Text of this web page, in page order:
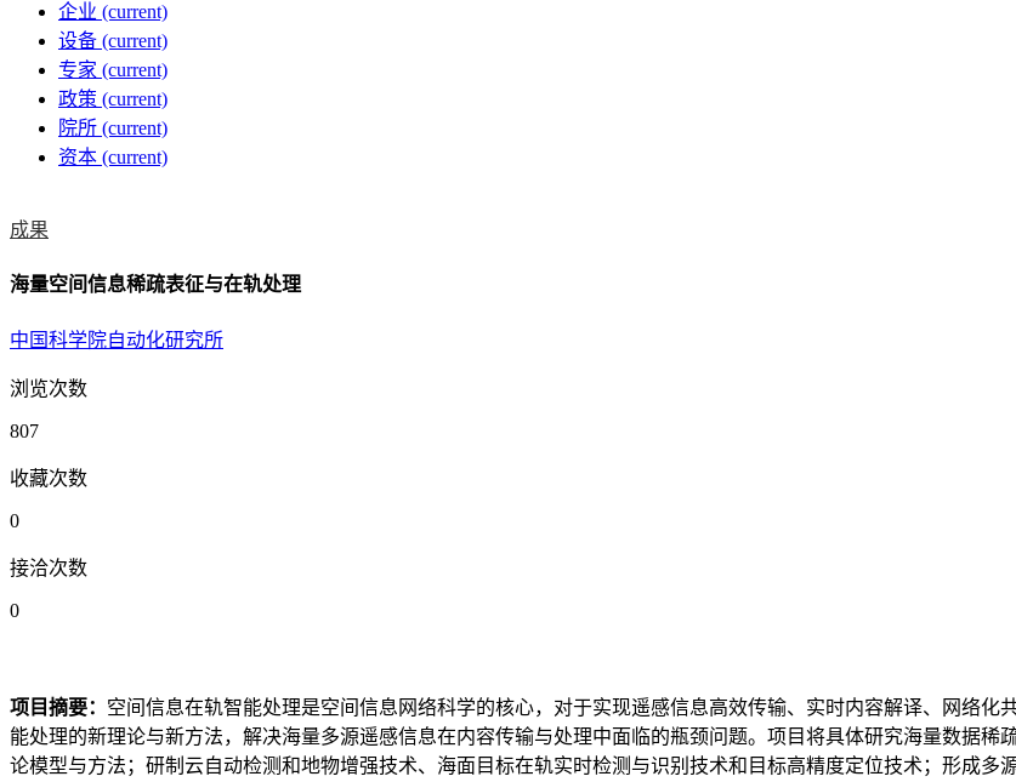
企业 (current)
设备 (current)
专家 (current)
政策 (current)
院所 (current)
资本 (current)
成果
海量空间信息稀疏表征与在轨处理
中国科学院自动化研究所
浏览次数
807
收藏次数
0
接洽次数
0
项目摘要： 空间信息在轨智能处理是空间信息网络科学的核心，对于实现遥感信息高效传输、实时内容解译、网络
能处理的新理论与新方法，解决海量多源遥感信息在内容传输与处理中面临的瓶颈问题。项目将具体研究海量数据
论模型与方法；研制云自动检测和地物增强技术、海面目标在轨实时检测与识别技术和目标高精度定位技术；形成多